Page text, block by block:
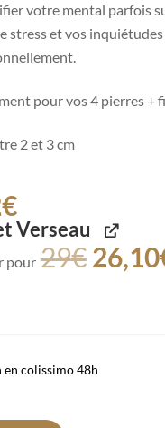
votre mental parfois
stress et vos
pour vos 4 pierres +
2 et 3 cm
€
Verseau
pour 29€ 26,10
en colissimo 48h